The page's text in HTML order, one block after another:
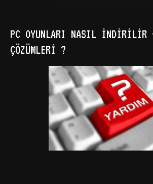
PC OYUNLARI NASIL İNDIRILIR
ÇÖZÜMLERI ?